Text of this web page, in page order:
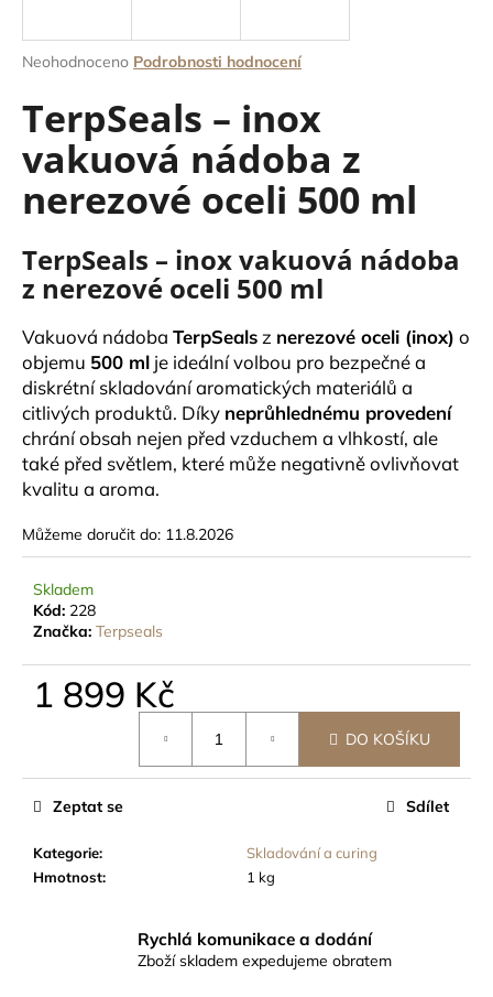
Průměrné
produktu
z
hvězdiček.
Neohodnoceno Podrobnosti hodnocení
TerpSeals – inox
vakuová nádoba z
nerezové oceli 500 ml
TerpSeals – inox vakuová nádoba
z nerezové oceli 500 ml
Vakuová nádoba TerpSealsz nerezové oceli (inox) o
objemu 500 ml je ideální volbou pro bezpečné a
diskrétní skladování aromatických materiálů a
citlivých produktů. Díky neprůhlednému provedení
chrání obsah nejen před vzduchem a vlhkostí, ale
také před světlem, které může negativně ovlivňovat
kvalitu a aroma.
Můžeme doručit do: 11.8.2026
Skladem
Kód: 228
Značka: Terpseals
1 899 Kč
DO KOŠÍKU
Kategorie:
Skladování a curing
Hmotnost: 1 kg
Zeptat se Sdílet
Rychlá komunikace a dodání
Zboží skladem expedujeme obratem
j
t
?
HLEDAT
D
o
p
o
r
u
č
u
j
m
e
BOVEDA
62%
-
BALENO
SAMOSTATNĚ
45
Kč